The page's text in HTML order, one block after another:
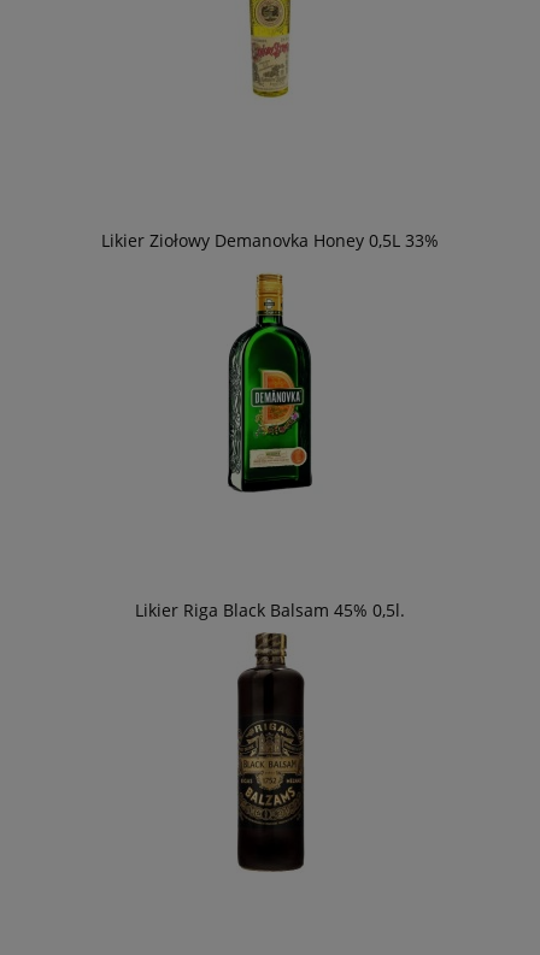
Likier Ziołowy Demanovka Honey 0,5L 33%
Likier Riga Black Balsam 45% 0,5l.